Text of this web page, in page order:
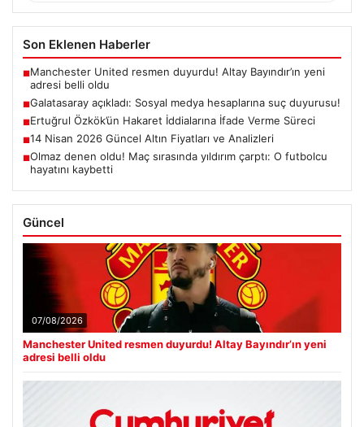
Son Eklenen Haberler
■Manchester United resmen duyurdu! Altay Bayındır’ın yeni
adresi belli oldu
■Galatasaray açıkladı: Sosyal medya hesaplarına suç duyurusu!
■Ertuğrul Özkök’ün Hakaret İddialarına İfade Verme Süreci
■14 Nisan 2026 Güncel Altın Fiyatları ve Analizleri
■Olmaz denen oldu! Maç sırasında yıldırım çarptı: O futbolcu
hayatını kaybetti
Güncel
07/08/2026
Manchester United resmen duyurdu! Altay Bayındır’ın yeni
adresi belli oldu